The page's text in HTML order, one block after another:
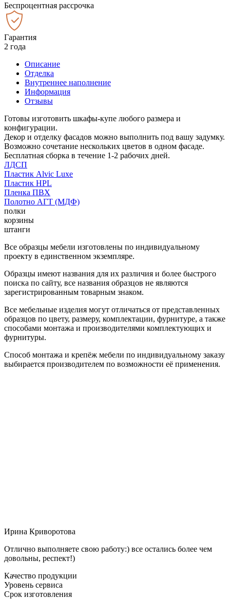
Беспроцентная рассрочка
Гарантия
2 года
Описание
Отделка
Внутреннее наполнение
Информация
Отзывы
Готовы изготовить шкафы-купе любого размера и
конфигурации.
Декор и отделку фасадов можно выполнить под вашу задумку.
Возможно сочетание нескольких цветов в одном фасаде.
Бесплатная сборка в течение 1-2 рабочих дней.
ЛДСП
Пластик Alvic Luxe
Пластик HPL
Пленка ПВХ
Полотно АГТ (МДФ)
полки
корзины
штанги
Все образцы мебели изготовлены по индивидуальному
проекту в единственном экземпляре.
Образцы имеют названия для их различия и более быстрого
поиска по сайту, все названия образцов не являются
зарегистрированным товарным знаком.
Все мебельные изделия могут отличаться от представленных
образцов по цвету, размеру, комплектации, фурнитуре, а также
способами монтажа и производителями комплектующих и
фурнитуры.
Способ монтажа и крепёж мебели по индивидуальному заказу
выбирается производителем по возможности её применения.
Ирина Криворотова
Отлично выполняете свою работу:) все остались более чем
довольны, респект!)
Качество продукции
Уровень сервиса
Срок изготовления